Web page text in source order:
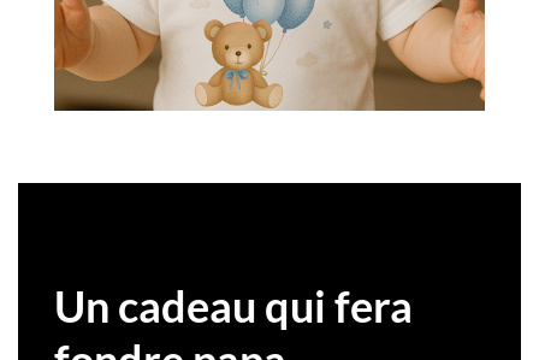
Un cadeau qui fera